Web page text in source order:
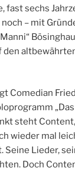
fast sechs
– mit
den
Comedian
steht
wieder mal
Seine Lieder,
Doch